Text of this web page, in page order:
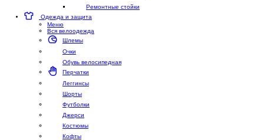
Ремонтные стойки
Одежда и защита
Меню
Вся велоодежда
Шлемы
Очки
Обувь велосипедная
Перчатки
Леггинсы
Шорты
Футболки
Джерси
Костюмы
Кофты